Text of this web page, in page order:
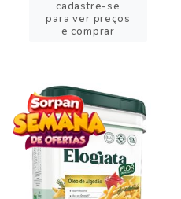
cadastre-se
para ver preços
e comprar